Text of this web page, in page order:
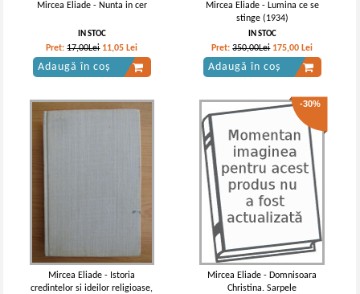
Mircea Eliade - Nunta in cer
IN STOC
Pret:17,00Lei 11,05 Lei
Adaugă în coș
Mircea Eliade - Lumina ce se
stinge (1934)
IN STOC
Pret:350,00Lei 175,00 Lei
Adaugă în coș
Mircea Eliade - Istoria
credintelor si ideilor religioase,
-30%
Mircea Eliade - Domnisoara
Christina. Sarpele